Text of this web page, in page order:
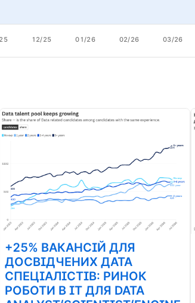
12/25 01/26 02/26 03/26
+25% ВАКАНСІЙ ДЛЯ
ДОСВІДЧЕНИХ ДАТА
СПЕЦІАЛІСТІВ: РИНОК
РОБОТИ В ІТ ДЛЯ DATA